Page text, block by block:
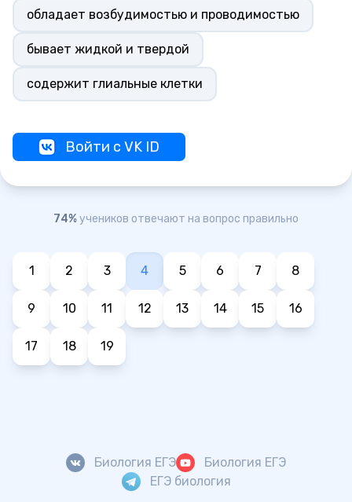
обладает возбудимостью и проводимостью
бывает жидкой и твердой
содержит глиальные клетки
Войти с VK ID
74%учеников отвечают на вопрос правильно
1 2 3 4 5 6 7 8
9 10 11 12 13 14 15 16
17 18 19
Биология ЕГЭ
Биология ЕГЭ
ЕГЭ биология